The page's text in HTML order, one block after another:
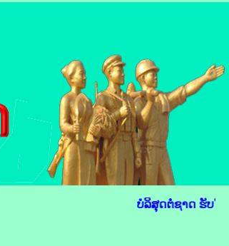
ບໍລິສຸດຕໍ່ຊາດ ຮັບໃຊ້